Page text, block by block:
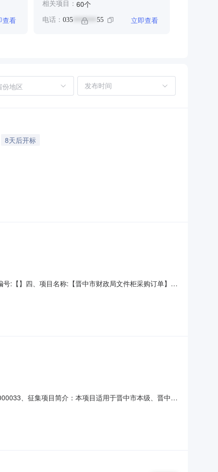
查看
相关项目： 60个
电话： 035******* 55 立即查看
份地区
8天后开标
:【】四、项目名称:【晋中市财政局文件柜采购订单】
、征集项目简介：本项目适用于晋中市本级、晋中市